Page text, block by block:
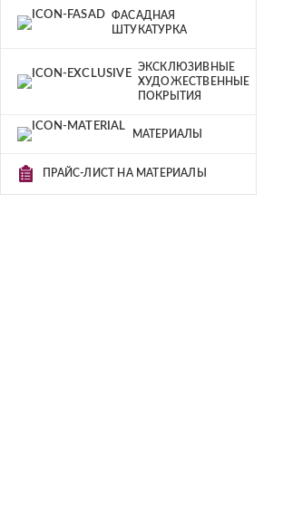
ФАСАДНАЯ
ШТУКАТУРКА
ЭКСКЛЮЗИВНЫЕ
ХУДОЖЕСТВЕННЫЕ
ПОКРЫТИЯ
МАТЕРИАЛЫ
ПРАЙС-ЛИСТ НА МАТЕРИАЛЫ